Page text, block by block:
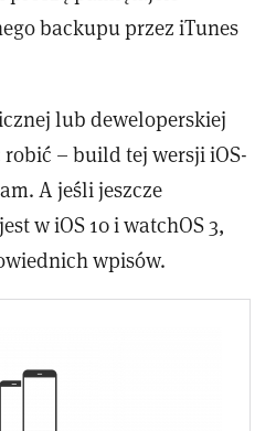
backupu przez iTunes
lub deweloperskiej
– build tej wersji iOS-
A jeśli jeszcze
w iOS 10 i watchOS 3,
wpisów.